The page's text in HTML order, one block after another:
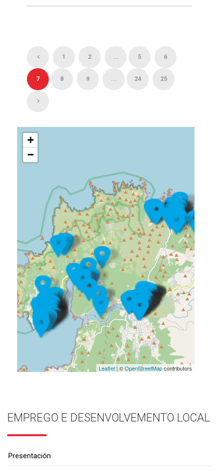
1 2 ... 5 6
7 8 9 ... 24 25
+
−
Leaflet| ©OpenStreetMapcontributors
EMPREGO E DESENVOLVEMENTO LOCAL
Presentación